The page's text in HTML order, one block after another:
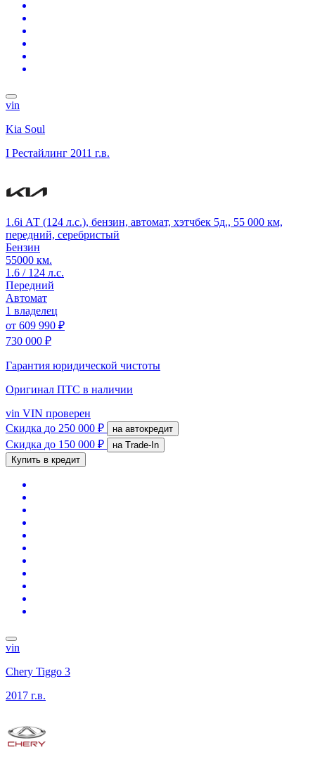
vin
Kia Soul
I Рестайлинг 2011 г.в.
1.6i АТ (124 л.с.), бензин, автомат, хэтчбек 5д., 55 000 км,
передний, серебристый
Бензин
55000 км.
1.6 / 124 л.с.
Передний
Автомат
1 владелец
от 609 990 ₽
730 000 ₽
Гарантия юридической чистоты
Оригинал ПТС в наличии
vin VIN проверен
Скидка до 250 000 ₽ на автокредит
Скидка до 150 000 ₽
на Trade-In
Купить в кредит
vin
Chery Tiggo 3
2017 г.в.